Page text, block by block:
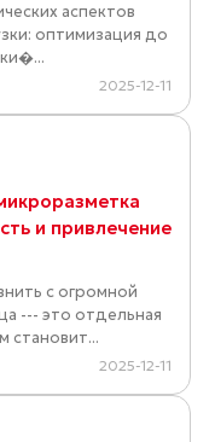
аспектов
оптимизация до
2025-12-11
и привлечение
с огромной
--- это отдельная
становит...
2025-12-11